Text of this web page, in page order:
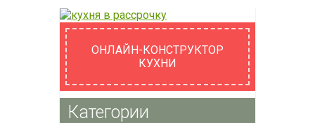
ОНЛАЙН-КОНСТРУКТОР
КУХНИ
Категории